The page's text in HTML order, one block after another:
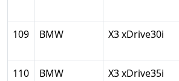
109 BMW X3 xDrive30i
110 BMW X3 xDrive35i